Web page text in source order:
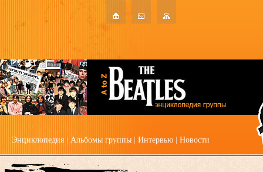
Энциклопедия Альбомы группы Интервью Новости